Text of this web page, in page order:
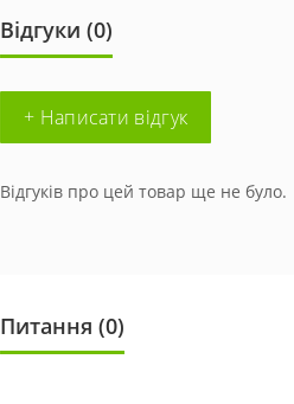
Відгуки (0)
+ Написати відгук
Відгуків про цей товар ще не було.
Питання (0)